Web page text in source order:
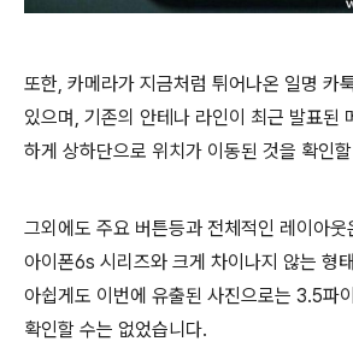
또한, 카메라가 지금처럼 튀어나온 일명 카
있으며, 기존의 안테나 라인이 최근 발표된
하게 상하단으로 위치가 이동된 것을 확인
그외에도 주요 버튼등과 전체적인 레이아
아이폰6s 시리즈와 크게 차이나지 않는 형
아쉽게도 이번에 유출된 사진으로는 3.5파
확인할 수는 없었습니다.